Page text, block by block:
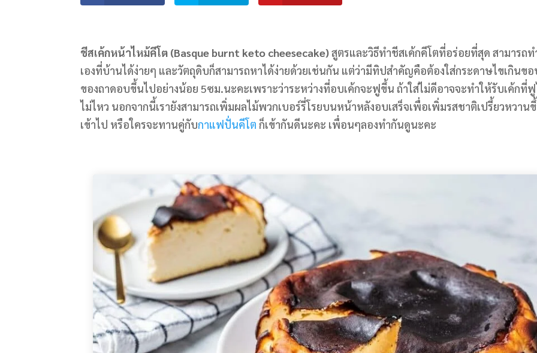
ชีสเค้กหน้าไหม้คีโต (Basque burnt keto cheesecake)สูตรและวิธีทำชีสเค้กคีโตที่อร่อยที่สุด สามารถท
เองที่บ้านได้ง่ายๆ และวัตถุดิบก็สามารถหาได้ง่ายด้วยเช่นกัน แต่ว่ามีทิปสำคัญคือต้องใส่กระดาษไขเกินขอ
ของถาดอบขึ้นไปอย่างน้อย 5ซม.นะคะเพราะว่าระหว่างที่อบเค้กจะฟูขึ้น ถ้าใส่ไม่ดีอาจจะทำให้รับเค้กที่ฟู
ไม่ไหว นอกจากนี้เรายังสามารถเพิ่มผลไม้พวกเบอร์รี่โรยบนหน้าหลังอบเสร็จเพื่อเพิ่มรสชาติเปรี้ยวหวาน
เข้าไป หรือใครจะทานคู่กับกาแฟปั่นคีโต ก็เข้ากันดีนะคะ เพื่อนๆลองทำกันดูนะคะ